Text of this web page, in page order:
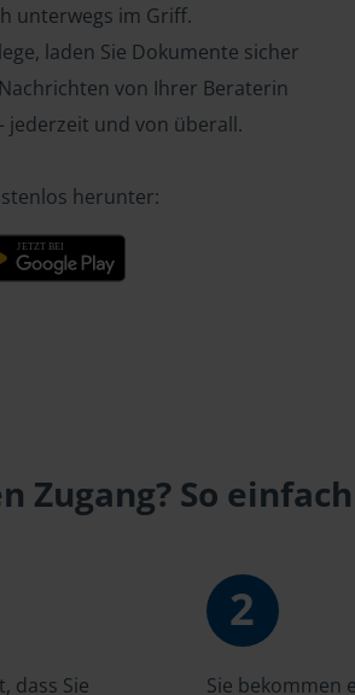
unterwegs im Griff.
laden Sie Dokumente sicher
von Ihrer Beraterin
jederzeit und von überall.
herunter:
Zugang? So
dass Sie
2
Sie bekommen